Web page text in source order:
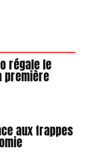
régale le
première
aux frappes